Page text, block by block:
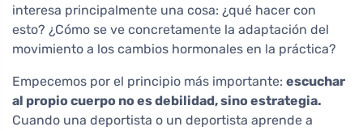
interesa principalmente una cosa: ¿qué hacer con
esto? ¿Cómo se ve concretamente la adaptación del
movimiento a los cambios hormonales en la práctica?
Empecemos por el principio más importante: escuchar
al propio cuerpo no es debilidad, sino estrategia.
Cuando una deportista o un deportista aprende a